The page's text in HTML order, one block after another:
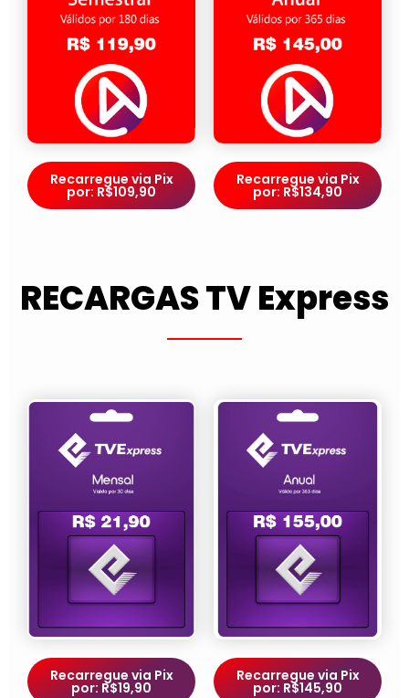
Recarregue via Pix
por: R$109,90
Recarregue via Pix
por: R$134,90
RECARGAS TV Express
Recarregue via Pix
por: R$19,90
Recarregue via Pix
por: R$145,90